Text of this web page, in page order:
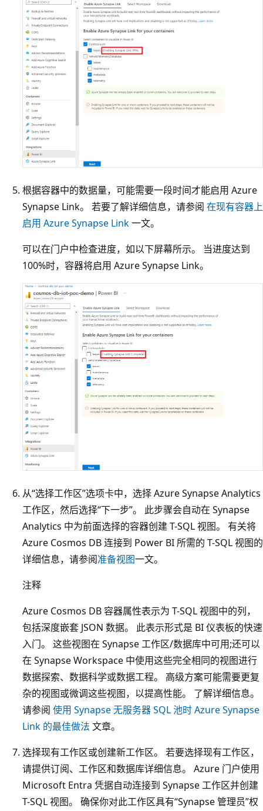
根据容器中的数据量，可能需要一段时间才能启用 Azure
Synapse Link。 若要了解详细信息，请参阅 在现有容器上
启用 Azure Synapse Link一文。
可以在门户中检查进度，如以下屏幕所示。 当进度达到
100%时，容器将启用 Azure Synapse Link。
从“选择工作区”选项卡中，选择 Azure Synapse Analytics
工作区，然后选择“下一步”。 此步骤会自动在 Synapse
Analytics 中为前面选择的容器创建 T-SQL 视图。 有关将
Azure Cosmos DB 连接到 Power BI 所需的 T-SQL 视图的
详细信息，请参阅准备视图一文。
注释
Azure Cosmos DB 容器属性表示为 T-SQL 视图中的列，
包括深度嵌套 JSON 数据。 此表示形式是 BI 仪表板的快速
入门。 这些视图在 Synapse 工作区/数据库中可用;还可以
在 Synapse Workspace 中使用这些完全相同的视图进行
数据探索、数据科学或数据工程。 高级方案可能需要更复
杂的视图或微调这些视图，以提高性能。 了解详细信息。
请参阅 使用 Synapse 无服务器 SQL 池时 Azure Synapse
Link 的最佳做法 文章。
选择现有工作区或创建新工作区。 若要选择现有工作区，
请提供订阅、工作区和数据库详细信息。 Azure 门户使用
Microsoft Entra 凭据自动连接到 Synapse 工作区并创建
T-SQL 视图。 确保你对此工作区具有“Synapse 管理员”权